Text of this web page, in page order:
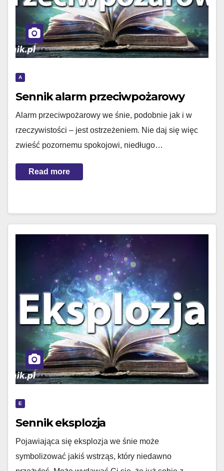
A
Sennik alarm przeciwpożarowy
Alarm przeciwpożarowy we śnie, podobnie jak i w
rzeczywistości – jest ostrzeżeniem. Nie daj się więc
zwieść pozornemu spokojowi, niedługo…
Read more
E
Sennik eksplozja
Pojawiająca się eksplozja we śnie może
symbolizować jakiś wstrząs, który niedawno